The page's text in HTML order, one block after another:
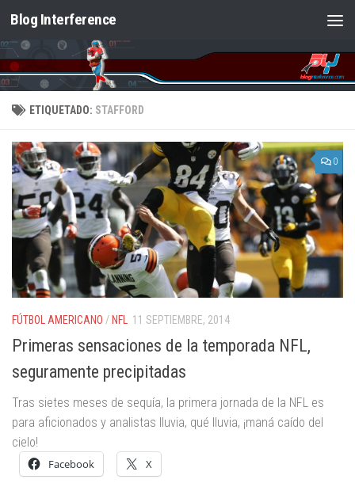
Saltar al contenido
Blog Interference
ETIQUETADO: STAFFORD
0
FÚTBOL AMERICANO / NFL 11 SEPTIEMBRE, 2014
Primeras sensaciones de la temporada NFL,
seguramente precipitadas
Tras sietes meses de sequía, la primera jornada de la NFL es
para aficionados y analistas lluvia, qué lluvia, ¡maná caído del
cielo!
Facebook X